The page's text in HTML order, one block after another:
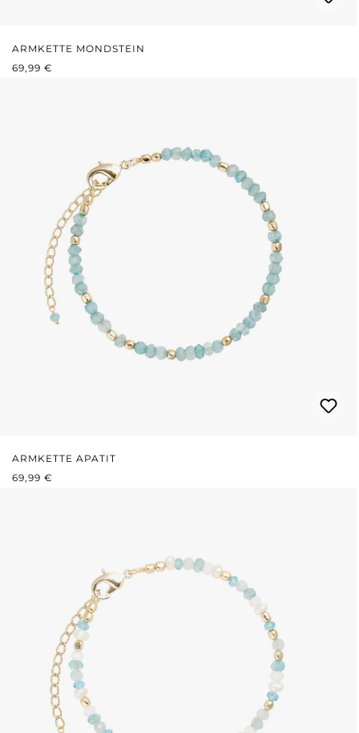
ARMKETTE MONDSTEIN
REGULÄRER PREIS:
69,99 €
ARMKETTE APATIT
REGULÄRER PREIS:
69,99 €